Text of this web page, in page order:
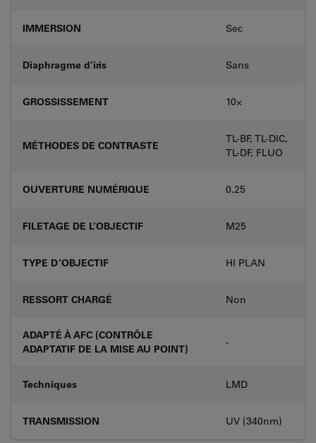
IMMERSION Sec
Diaphragme d’iris Sans
GROSSISSEMENT 10⨉
MÉTHODES DE CONTRASTE
TL-BF, TL-DIC,
TL-DF, FLUO
OUVERTURE NUMÉRIQUE 0.25
FILETAGE DE L’OBJECTIF M25
TYPE D’OBJECTIF HI PLAN
RESSORT CHARGÉ Non
ADAPTÉ À AFC (CONTRÔLE
ADAPTATIF DE LA MISE AU POINT)
-
Techniques LMD
TRANSMISSION UV (340nm)